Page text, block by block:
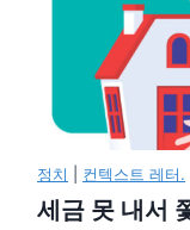
정치 컨텍스트 레터.
세금 못 내서